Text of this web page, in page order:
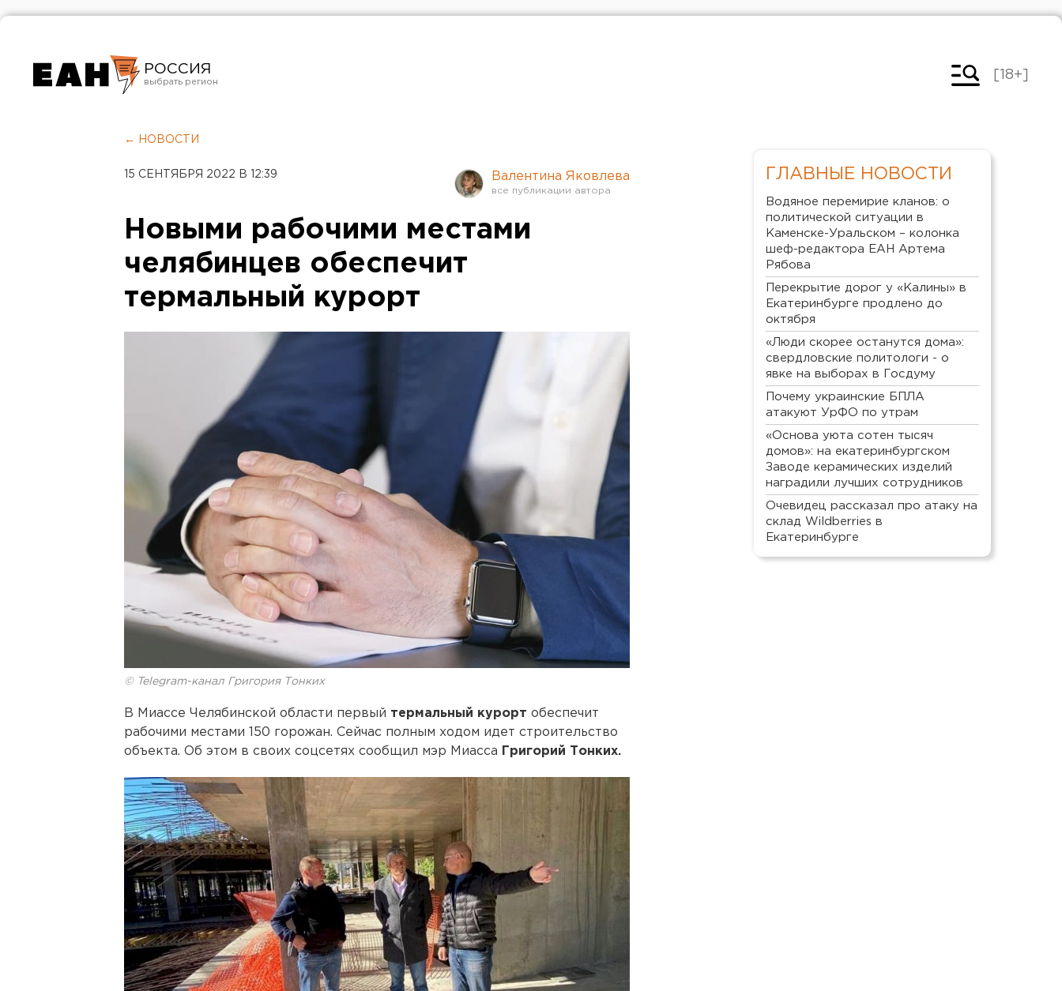
РОССИЯ
Челябинск
[18+]
← НОВОСТИ
15 СЕНТЯБРЯ 2022 В 12:39 Валентина Яковлева
Новыми рабочими местами
челябинцев обеспечит
термальный курорт
© Telegram-канал Григория Тонких
В Миассе Челябинской области первый термальный курорт обеспечит
рабочими местами 150 горожан. Сейчас полным ходом идет строительство
объекта. Об этом в своих соцсетях сообщил мэр Миасса
Григорий Тонких.
ГЛАВНЫЕ НОВОСТИ
Водяное перемирие кланов: о
политической ситуации в
Каменске-Уральском – колонка
шеф-редактора ЕАН Артема
Рябова
Перекрытие дорог у «Калины» в
Екатеринбурге продлено до
октября
«Люди скорее останутся дома»:
свердловские политологи - о
явке на выборах в Госдуму
Почему украинские БПЛА
атакуют УрФО по утрам
«Основа уюта сотен тысяч
домов»: на екатеринбургском
Заводе керамических изделий
наградили лучших сотрудников
Очевидец рассказал про атаку на
склад Wildberries в
Екатеринбурге